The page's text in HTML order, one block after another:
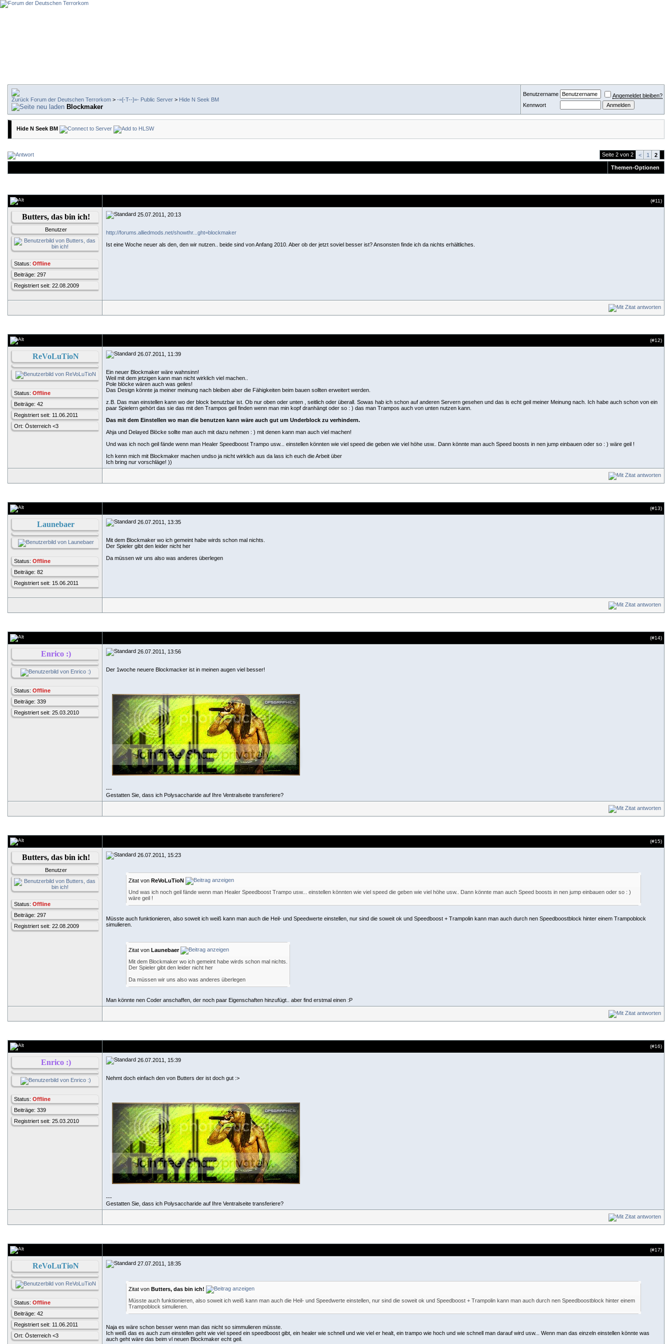
Forum der Deutschen Terrorkom > -=[-T--]=- Public Server > Hide N Seek BM
Blockmaker
Benutzername
Angemeldet bleiben?
Kennwort
Hide N Seek BM
Seite 2 von 2 < 1 2
Themen-Optionen
(#11)
Butters, das bin ich!
Benutzer
Status: Offline
Beiträge: 297
Registriert seit: 22.08.2009
25.07.2011, 20:13
http://forums.alliedmods.net/showthr...ght=blockmaker
Ist eine Woche neuer als den, den wir nutzen.. beide sind von Anfang 2010. Aber ob der jetzt soviel besser ist? Ansonsten finde ich da nichts erhältliches.
(#12)
ReVoLuTioN
Status: Offline
Beiträge: 42
Registriert seit: 11.06.2011
Ort: Österreich <3
26.07.2011, 11:39
Ein neuer Blockmaker wäre wahnsinn!
Weil mit dem jetzigen kann man nicht wirklich viel machen..
Pole blöcke wären auch was geiles!
Das Design könnte ja meiner meinung nach bleiben aber die Fähigkeiten beim bauen sollten erweitert werden.
z.B. Das man einstellen kann wo der block benutzbar ist. Ob nur oben oder unten , seitlich oder überall. Sowas hab ich schon auf anderen Servern gesehen und das is echt geil meiner Meinung nach. Ich habe auch schon von ein
paar Spielern gehört das sie das mit den Trampos geil finden wenn man min kopf dranhängt oder so : ) das man Trampos auch von unten nutzen kann.
Das mit dem Einstellen wo man die benutzen kann wäre auch gut um Underblock zu verhindern.
Ahja und Delayed Blöcke sollte man auch mit dazu nehmen : ) mit denen kann man auch viel machen!
Und was ich noch geil fände wenn man Healer Speedboost Trampo usw... einstellen könnten wie viel speed die geben wie viel höhe usw.. Dann könnte man auch Speed boosts in nen jump einbauen oder so : ) wäre geil !
Ich kenn mich mit Blockmaker machen undso ja nicht wirklich aus da lass ich euch die Arbeit über
Ich bring nur vorschläge! ))
(#13)
Launebaer
Status: Offline
Beiträge: 82
Registriert seit: 15.06.2011
26.07.2011, 13:35
Mit dem Blockmaker wo ich gemeint habe wirds schon mal nichts.
Der Spieler gibt den leider nicht her
Da müssen wir uns also was anderes überlegen
(#14)
Enrico :)
Status: Offline
Beiträge: 339
Registriert seit: 25.03.2010
26.07.2011, 13:56
Der 1woche neuere Blockmacker ist in meinen augen viel besser!
---
Gestatten Sie, dass ich Polysaccharide auf Ihre Ventralseite transferiere?
(#15)
Butters, das bin ich!
Benutzer
Status: Offline
Beiträge: 297
Registriert seit: 22.08.2009
26.07.2011, 15:23
Zitat von ReVoLuTioN
Und was ich noch geil fände wenn man Healer Speedboost Trampo usw... einstellen könnten wie viel speed die geben wie viel höhe usw.. Dann könnte man auch Speed boosts in nen jump einbauen oder so : )
wäre geil !
Müsste auch funktionieren, also soweit ich weiß kann man auch die Heil- und Speedwerte einstellen, nur sind die soweit ok und Speedboost + Trampolin kann man auch durch nen Speedboostblock hinter einem Trampoblock
simulieren.
Zitat von Launebaer
Mit dem Blockmaker wo ich gemeint habe wirds schon mal nichts.
Der Spieler gibt den leider nicht her
Da müssen wir uns also was anderes überlegen
Man könnte nen Coder anschaffen, der noch paar Eigenschaften hinzufügt.. aber find erstmal einen :P
(#16)
Enrico :)
Status: Offline
Beiträge: 339
Registriert seit: 25.03.2010
26.07.2011, 15:39
Nehmt doch einfach den von Butters der ist doch gut :>
---
Gestatten Sie, dass ich Polysaccharide auf Ihre Ventralseite transferiere?
(#17)
ReVoLuTioN
Status: Offline
Beiträge: 42
Registriert seit: 11.06.2011
Ort: Österreich <3
27.07.2011, 18:35
Zitat von Butters, das bin ich!
Müsste auch funktionieren, also soweit ich weiß kann man auch die Heil- und Speedwerte einstellen, nur sind die soweit ok und Speedboost + Trampolin kann man auch durch nen Speedboostblock hinter einem
Trampoblock simulieren.
Naja es wäre schon besser wenn man das nicht so simmulieren müsste.
Ich weiß das es auch zum einstellen geht wie viel speed ein speedboost gibt, ein healer wie schnell und wie viel er healt, ein trampo wie hoch und wie schnell man darauf wird usw... Wenn man das einzeln einstellen könnte was
auch geht wäre das beim vl neuen Blockmaker echt geil.